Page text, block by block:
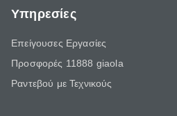
Υπηρεσίες
Επείγουσες Εργασίες
Προσφορές 11888 giaola
Ραντεβού με Τεχνικούς